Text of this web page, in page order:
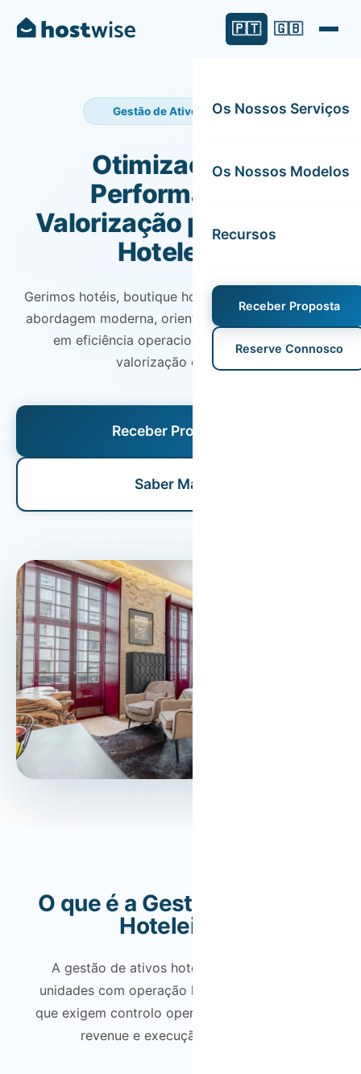
🇵🇹 🇬🇧
Os Nossos Serviços
Os Nossos Modelos
Recursos
Receber Proposta
Reserve Connosco
Gestão de Ativos Hoteleiros
Otimização de
Performance e
Valorização para Ativos
Hoteleiros
Gerimos hotéis, boutique hotéis e hostels com uma
abordagem moderna, orientada por dados, focada
em eficiência operacional, rentabilidade e
valorização do ativo.
Receber Proposta
Saber Mais
O que é a Gestão de Ativos
Hoteleiros?
A gestão de ativos hoteleiros destina-se a
unidades com operação hoteleira estruturada,
que exigem controlo operacional, estratégia de
revenue e execução consistente.